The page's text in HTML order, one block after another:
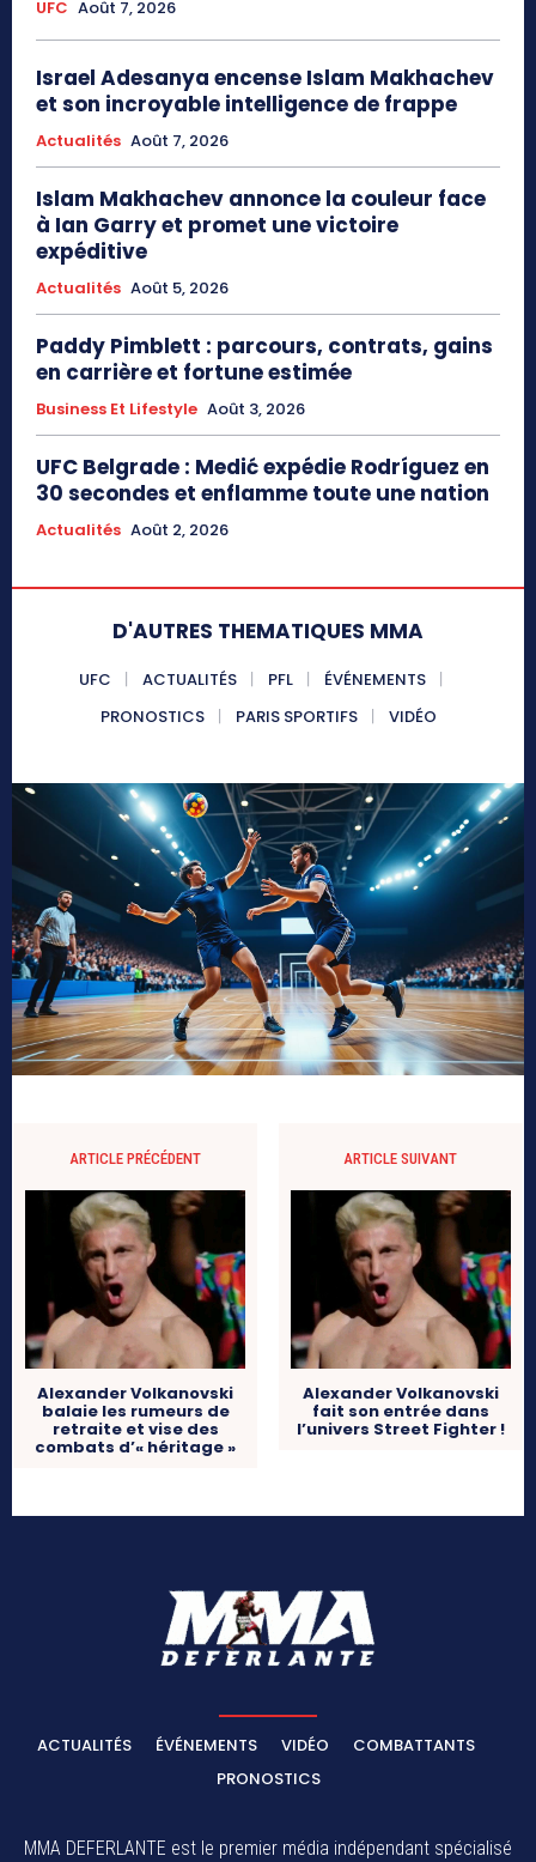
UFC Août 7, 2026
Israel Adesanya encense Islam Makhachev
et son incroyable intelligence de frappe
Actualités Août 7, 2026
Islam Makhachev annonce la couleur face
à Ian Garry et promet une victoire
expéditive
Actualités Août 5, 2026
Paddy Pimblett : parcours, contrats, gains
en carrière et fortune estimée
Business Et Lifestyle Août 3, 2026
UFC Belgrade : Medić expédie Rodríguez en
30 secondes et enflamme toute une nation
Actualités Août 2, 2026
D'AUTRES THEMATIQUES MMA
UFC ACTUALITÉS PFL
ÉVÉNEMENTS
PRONOSTICS
PARIS SPORTIFS VIDÉO
ARTICLE PRÉCÉDENT
Alexander Volkanovski
balaie les rumeurs de
retraite et vise des
combats d’« héritage »
ARTICLE SUIVANT
Alexander Volkanovski
fait son entrée dans
l’univers Street Fighter !
ACTUALITÉS ÉVÉNEMENTS VIDÉO
COMBATTANTS
PRONOSTICS
MMA DEFERLANTE est le premier média indépendant spécialisé